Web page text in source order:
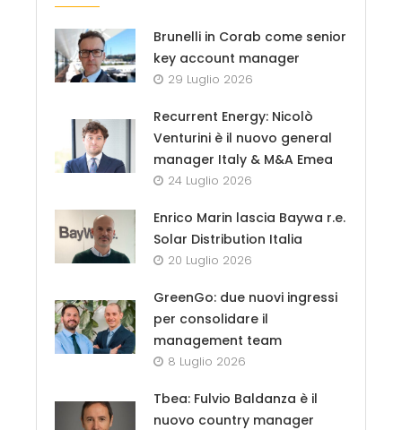
Brunelli in Corab come senior
key account manager
29 Luglio 2026
Recurrent Energy: Nicolò
Venturini è il nuovo general
manager Italy & M&A Emea
24 Luglio 2026
Enrico Marin lascia Baywa r.e.
Solar Distribution Italia
20 Luglio 2026
GreenGo: due nuovi ingressi
per consolidare il
management team
8 Luglio 2026
Tbea: Fulvio Baldanza è il
nuovo country manager